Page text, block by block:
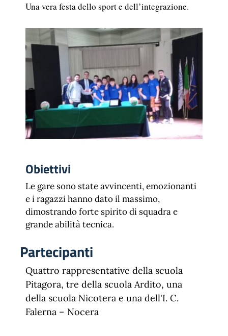
Una vera festa dello sport e dell’integrazione.
Obiettivi
Le gare sono state avvincenti, emozionanti
e i ragazzi hanno dato il massimo,
dimostrando forte spirito di squadra e
grande abilità tecnica.
Partecipanti
Quattro rappresentative della scuola
Pitagora, tre della scuola Ardito, una
della scuola Nicotera e una dell'I. C.
Falerna – Nocera